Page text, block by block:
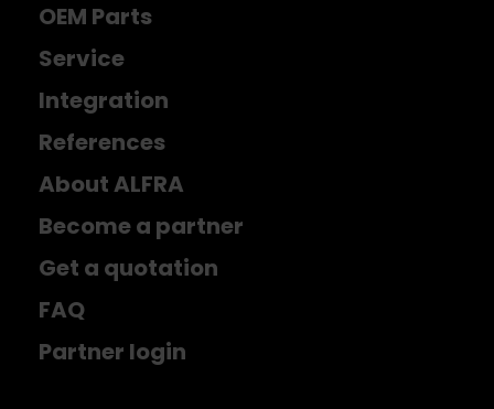
OEM Parts
Service
Integration
References
About ALFRA
Become a partner
Get a quotation
FAQ
Partner login